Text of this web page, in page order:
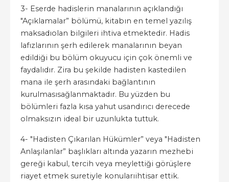
3- Eserde hadislerin manalarının açıklandığı
"Açıklamalar” bölümü, kitabın en temel yazılış
maksadıolan bilgileri ihtiva etmektedir. Hadis
lafızlarının şerh edilerek manalarının beyan
edildiği bu bölüm okuyucu için çok önemli ve
faydalıdır. Zira bu şekilde hadisten kastedilen
mana ile şerh arasındaki bağlantının
kurulmasısağlanmaktadır. Bu yüzden bu
bölümleri fazla kısa yahut usandırıcı derecede
olmaksızın ideal bir uzunlukta tuttuk.
4- "Hadisten Çıkarılan Hükümler” veya "Hadisten
Anlaşılanlar” başlıkları altında yazarın mezhebi
gereği kabul, tercih veya meylettiği görüşlere
riayet etmek suretiyle konularıihtisar ettik.